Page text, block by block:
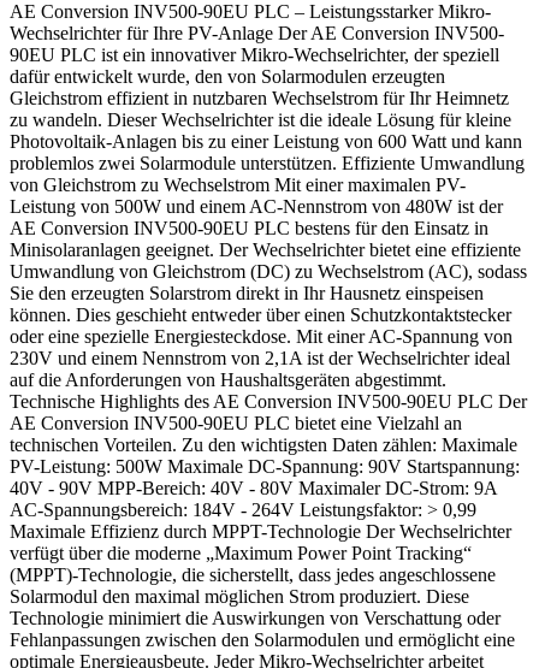
AE Conversion INV500-90EU PLC – Leistungsstarker Mikro-
Wechselrichter für Ihre PV-Anlage Der AE Conversion INV500-
90EU PLC ist ein innovativer Mikro-Wechselrichter, der speziell
dafür entwickelt wurde, den von Solarmodulen erzeugten
Gleichstrom effizient in nutzbaren Wechselstrom für Ihr Heimnetz
zu wandeln. Dieser Wechselrichter ist die ideale Lösung für kleine
Photovoltaik-Anlagen bis zu einer Leistung von 600 Watt und kann
problemlos zwei Solarmodule unterstützen. Effiziente Umwandlung
von Gleichstrom zu Wechselstrom Mit einer maximalen PV-
Leistung von 500W und einem AC-Nennstrom von 480W ist der
AE Conversion INV500-90EU PLC bestens für den Einsatz in
Minisolaranlagen geeignet. Der Wechselrichter bietet eine effiziente
Umwandlung von Gleichstrom (DC) zu Wechselstrom (AC), sodass
Sie den erzeugten Solarstrom direkt in Ihr Hausnetz einspeisen
können. Dies geschieht entweder über einen Schutzkontaktstecker
oder eine spezielle Energiesteckdose. Mit einer AC-Spannung von
230V und einem Nennstrom von 2,1A ist der Wechselrichter ideal
auf die Anforderungen von Haushaltsgeräten abgestimmt.
Technische Highlights des AE Conversion INV500-90EU PLC Der
AE Conversion INV500-90EU PLC bietet eine Vielzahl an
technischen Vorteilen. Zu den wichtigsten Daten zählen: Maximale
PV-Leistung: 500W Maximale DC-Spannung: 90V Startspannung:
40V - 90V MPP-Bereich: 40V - 80V Maximaler DC-Strom: 9A
AC-Spannungsbereich: 184V - 264V Leistungsfaktor: > 0,99
Maximale Effizienz durch MPPT-Technologie Der Wechselrichter
verfügt über die moderne „Maximum Power Point Tracking“
(MPPT)-Technologie, die sicherstellt, dass jedes angeschlossene
Solarmodul den maximal möglichen Strom produziert. Diese
Technologie minimiert die Auswirkungen von Verschattung oder
Fehlanpassungen zwischen den Solarmodulen und ermöglicht eine
optimale Energieausbeute. Jeder Mikro-Wechselrichter arbeitet